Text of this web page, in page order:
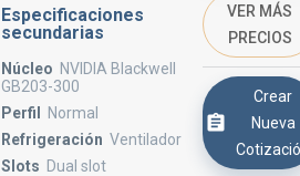
Especificaciones
secundarias
Núcleo NVIDIA Blackwell
GB203-300
Perfil
Normal
Refrigeración Ventilador
Slots Dual slot
VER MÁS
PRECIOS
Crear
Nueva